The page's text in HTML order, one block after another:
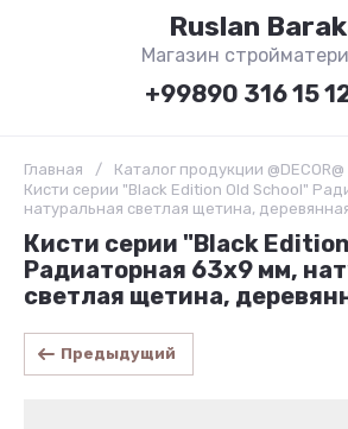
Ruslan
Магазин
+99890 316 15
Главная / Каталог продукции @DECOR@
Кисти серии "Black Edition Old School"
натуральная светлая щетина,
Кисти серии "Black
Радиаторная 63х9 мм,
светлая щетина,
Предыдущий